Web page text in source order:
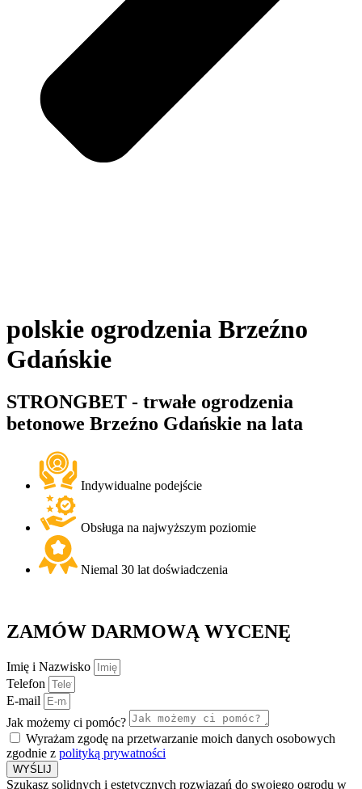
polskie ogrodzenia Brzeźno
Gdańskie
STRONGBET - trwałe ogrodzenia
betonowe Brzeźno Gdańskie na lata
Indywidualne podejście
Obsługa na najwyższym poziomie
Niemal 30 lat doświadczenia
ZAMÓW DARMOWĄ WYCENĘ
Imię i Nazwisko
Telefon
E-mail
Jak możemy ci pomóc?
Wyrażam zgodę na przetwarzanie moich danych osobowych
zgodnie z polityką prywatności
WYŚLIJ
Szukasz solidnych i estetycznych rozwiązań do swojego ogrodu w